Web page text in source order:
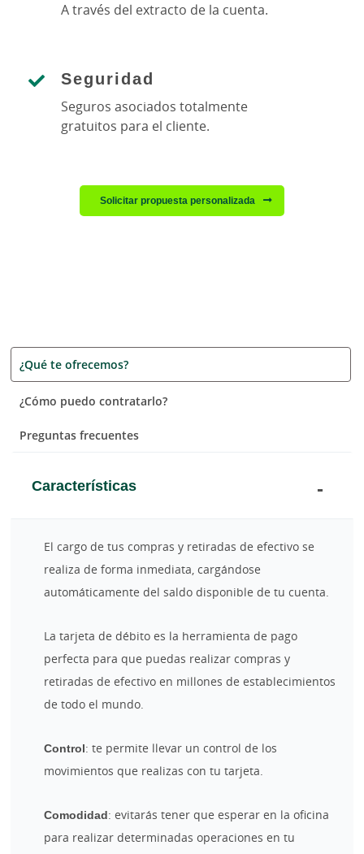
A través del extracto de la cuenta.
Seguridad
Seguros asociados totalmente
gratuitos para el cliente.
Solicitar propuesta personalizada
¿Qué te ofrecemos?
¿Cómo puedo contratarlo?
Preguntas frecuentes
Características
El cargo de tus compras y retiradas de efectivo se
realiza de forma inmediata, cargándose
automáticamente del saldo disponible de tu cuenta.
La tarjeta de débito es la herramienta de pago
perfecta para que puedas realizar compras y
retiradas de efectivo en millones de establecimientos
de todo el mundo.
Control: te permite llevar un control de los
movimientos que realizas con tu tarjeta.
Comodidad: evitarás tener que esperar en la oficina
para realizar determinadas operaciones en tu